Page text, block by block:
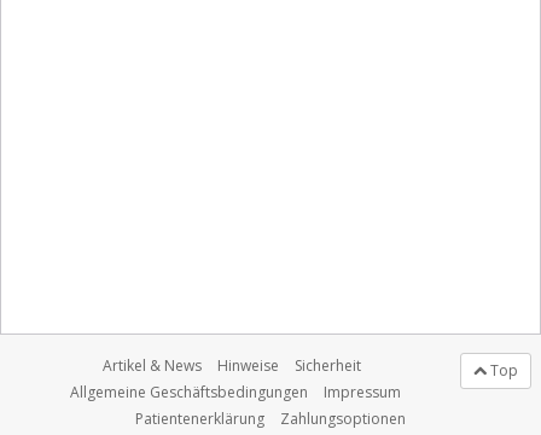
Top
Artikel & News Hinweise
Sicherheit
Allgemeine Geschäftsbedingungen
Impressum
Patientenerklärung
Zahlungsoptionen